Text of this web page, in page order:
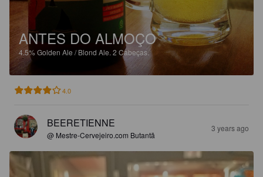
ANTES DO ALMOÇO
4.5%Golden Ale / Blond Ale. 2 Cabeças.
4.0
BEERETIENNE
@ Mestre-Cervejeiro.com Butantã
3 years ago